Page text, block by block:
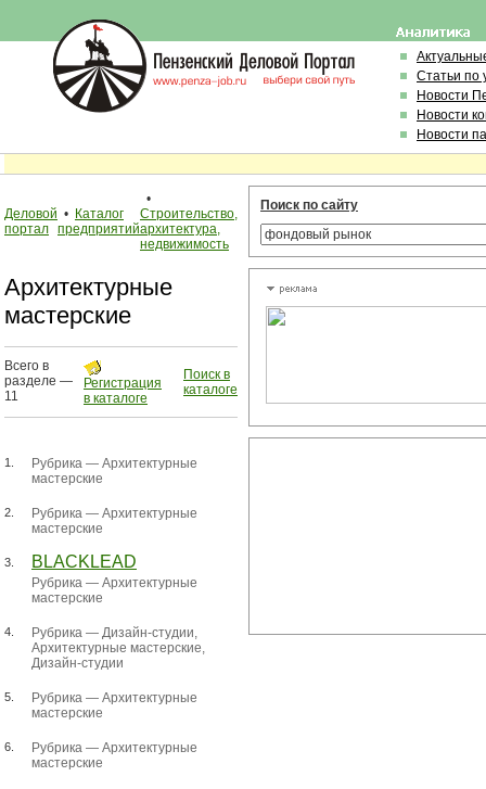
Статьи по
Новости
Новости
Новости
Деловой
портал
• Каталог
предприятий
•
Строительство,
архитектура,
недвижимость
Архитектурные
мастерские
Всего в
разделе —
11
Регистрация
в каталоге
Поиск в
каталоге
1. Рубрика — Архитектурные
мастерские
2. Рубрика — Архитектурные
мастерские
3. BLACKLEAD
Рубрика — Архитектурные
мастерские
4. Рубрика — Дизайн-студии,
Архитектурные мастерские,
Дизайн-студии
5. Рубрика — Архитектурные
мастерские
6. Рубрика — Архитектурные
мастерские
Поиск по сайту